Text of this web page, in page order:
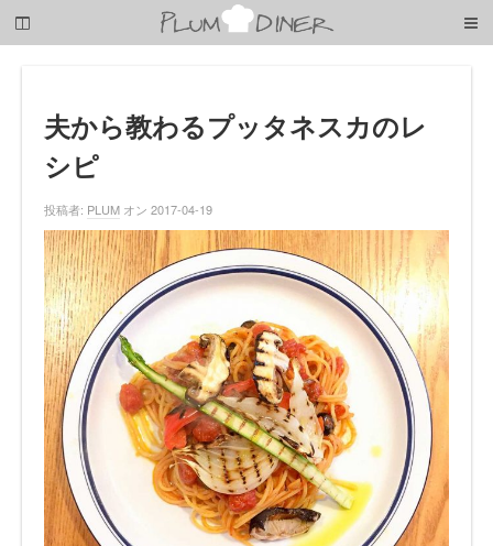
子
夫から教わるプッタネスカのレ
シピ
投稿者: PLUM オン 2017-04-19